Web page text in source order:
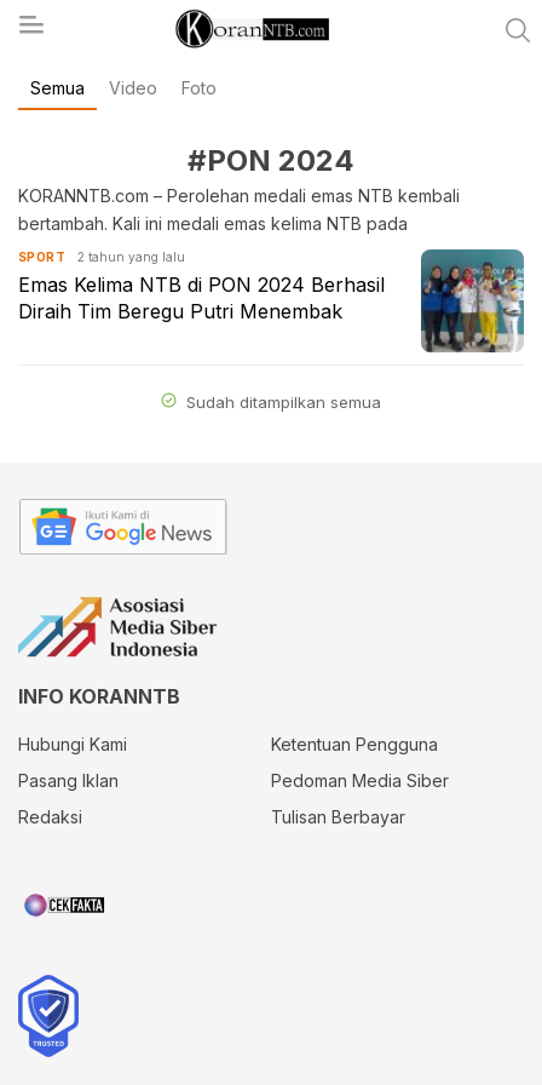
koranntb.com
Semua Video Foto
#PON 2024
KORANNTB.com – Perolehan medali emas NTB kembali
bertambah. Kali ini medali emas kelima NTB pada
SPORT 2 tahun yang lalu
Emas Kelima NTB di PON 2024 Berhasil
Diraih Tim Beregu Putri Menembak
Sudah ditampilkan semua
INFO KORANNTB
Hubungi Kami
Ketentuan Pengguna
Pasang Iklan
Pedoman Media Siber
Redaksi
Tulisan Berbayar